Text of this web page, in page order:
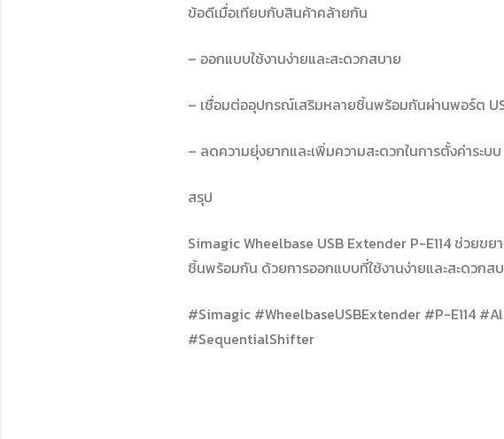
ข้อดีเมื่อเทียบกับสินค้าคล้ายกัน
– ออกแบบใช้งานง่ายและสะดวกสบาย
– เชื่อมต่ออุปกรณ์เสริมหลายชิ้นพร้อมกันผ่านพอร์ต
– ลดความยุ่งยากและเพิ่มความสะดวกในการตั้งค่าระบบ
สรุป
Simagic Wheelbase USB Extender P-E114 ช่วย
ชิ้นพร้อมกัน ด้วยการออกแบบที่ใช้งานง่ายและสะดวกส
#Simagic #WheelbaseUSBExtender #P-E114
#SequentialShifter